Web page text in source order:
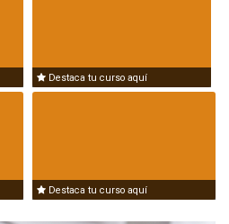
Destaca tu curso aquí
Destaca tu curso aquí